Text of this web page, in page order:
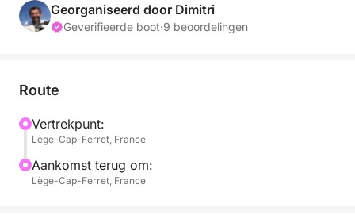
- Verken de huizen op palen en stop om te
zwemmen.
bereikbaar zijn.
Belangrijk: Voor uw veiligheid is het dragen van een
reddingsvest (wordt verstrekt) verplicht voor
personen onder de 16 jaar.
Georganiseerd door Dimitri
Geverifieerde boot·9 beoordelingen
Route
Vertrekpunt:
Lège-Cap-Ferret, France
Aankomst terug om:
Lège-Cap-Ferret, France